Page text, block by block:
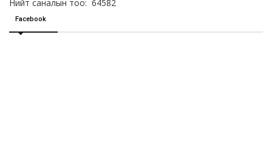
Нийт саналын тоо: 64582
Facebook